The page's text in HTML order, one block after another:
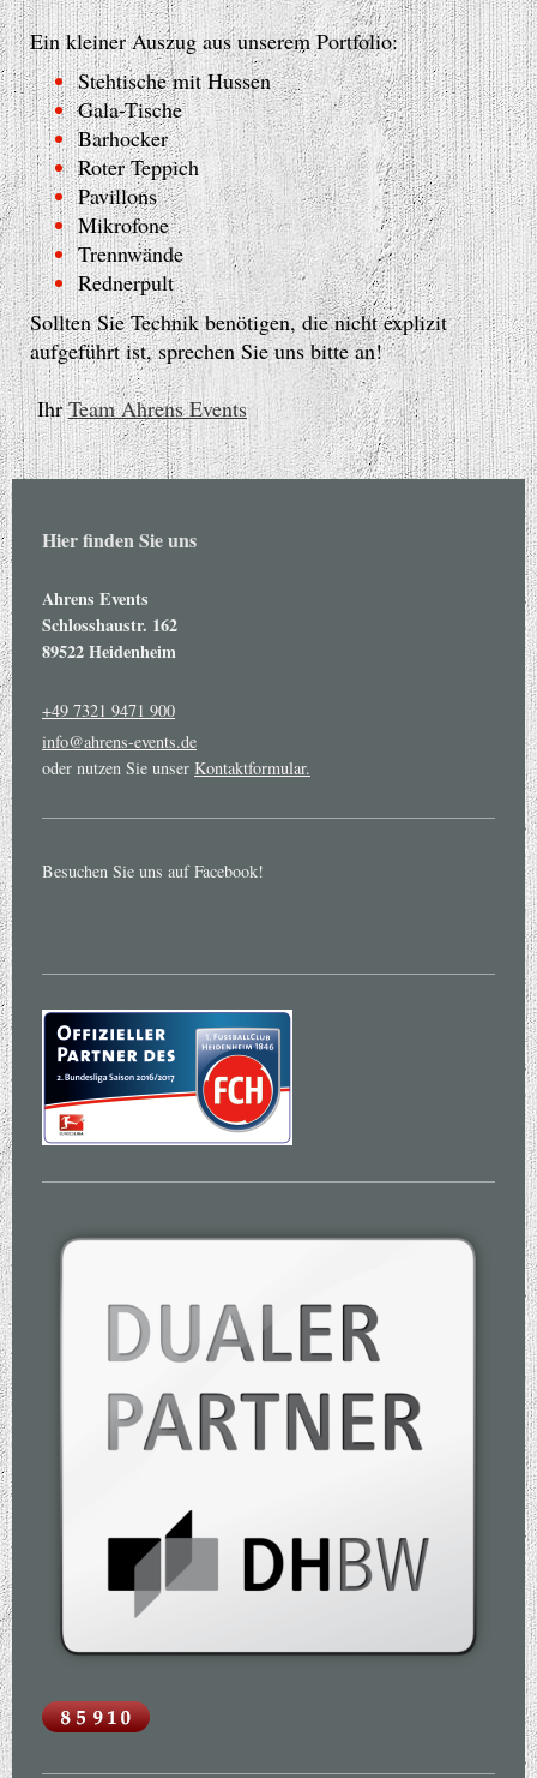
Ein kleiner Auszug aus unserem Portfolio:
Stehtische mit Hussen
Gala-Tische
Barhocker
Roter Teppich
Pavillons
Mikrofone
Trennwände
Rednerpult
Sollten Sie Technik benötigen, die nicht explizit
aufgeführt ist, sprechen Sie uns bitte an!
IhrTeam Ahrens Events
Hier finden Sie uns
Ahrens Events
Schlosshaustr. 162
89522Heidenheim
+49 7321 9471 900
info@ahrens-events.de
oder nutzen Sie unser Kontaktformular.
Besuchen Sie uns auf Facebook!